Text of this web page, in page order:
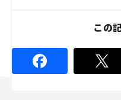
この